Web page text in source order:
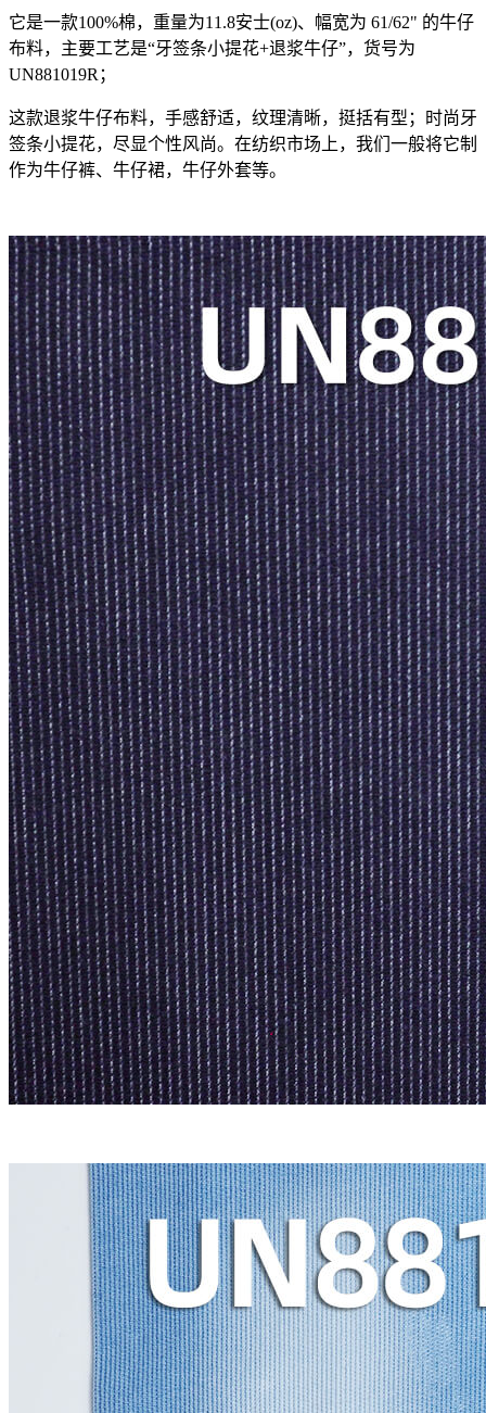
它是一款100%棉，重量为11.8安士(oz)、幅宽为 61/62" 的牛仔
布料，主要工艺是“牙签条小提花+退浆牛仔”，货号为
UN881019R；
这款退浆牛仔布料，手感舒适，纹理清晰，挺括有型；时尚牙
签条小提花，尽显个性风尚。在纺织市场上，我们一般将它制
作为牛仔裤、牛仔裙，牛仔外套等。